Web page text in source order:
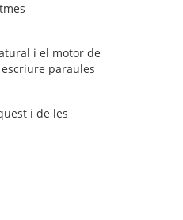
i el motor de
paraules
i de les